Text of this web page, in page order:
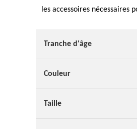
les accessoires
Tranche d'âge
Couleur
Taille